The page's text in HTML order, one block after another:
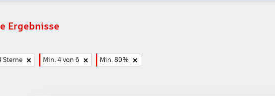
Ergebnisse
Sterne Min. 4 von 6 Min. 80%